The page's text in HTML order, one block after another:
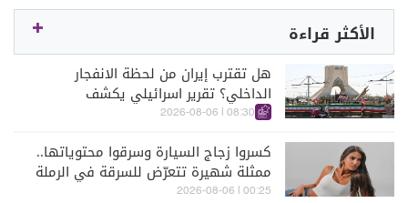
الأكثر قراءة
هل تقترب إيران من لحظة الانفجار
الداخلي؟ تقرير اسرائيلي يكشف
الكواليس
08:30 | 2026-08-06
كسروا زجاج السيارة وسرقوا محتوياتها..
ممثلة شهيرة تتعرّض للسرقة في الرملة
البيضاء (فيديو)
00:25 | 2026-08-06